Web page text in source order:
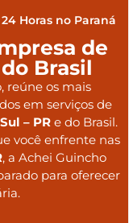
Horas no Paraná
de
Brasil
, reúne os mais
em serviços de
– PRe do Brasil.
você enfrente nas
, a Achei Guincho
para oferecer